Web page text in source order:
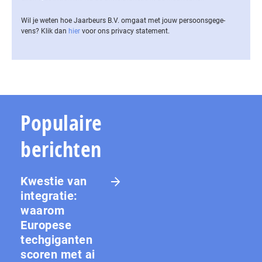
Wil je weten hoe Jaarbeurs B.V. omgaat met jouw per­soons­ge­ge­
vens? Klik dan hier voor ons privacy statement.
Populaire
berichten
Kwestie van
integratie:
waarom
Europese
techgiganten
scoren met ai